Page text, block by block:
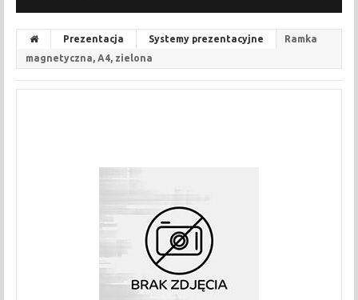
Prezentacja Systemy prezentacyjne
Ramka
magnetyczna, A4, zielona